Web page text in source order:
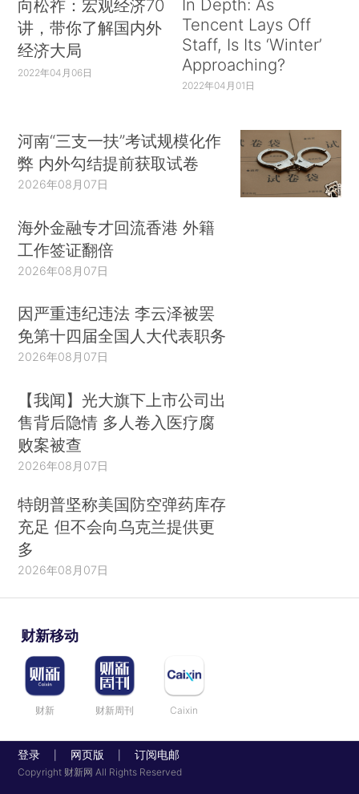
向松祚：宏观经济70
讲，带你了解国内外
经济大局
2022年04月06日
In Depth: As
Tencent Lays Off
Staff, Is Its ‘Winter’
Approaching?
2022年04月01日
河南“三支一扶”考试规模化作
弊 内外勾结提前获取试卷
2026年08月07日
海外金融专才回流香港 外籍
工作签证翻倍
2026年08月07日
因严重违纪违法 李云泽被罢
免第十四届全国人大代表职务
2026年08月07日
【我闻】光大旗下上市公司出
售背后隐情 多人卷入医疗腐
败案被查
2026年08月07日
特朗普坚称美国防空弹药库存
充足 但不会向乌克兰提供更
多
2026年08月07日
财新移动
财新 财新周刊 Caixin
登录 网页版 订阅电邮
Copyright 财新网 All Rights Reserved